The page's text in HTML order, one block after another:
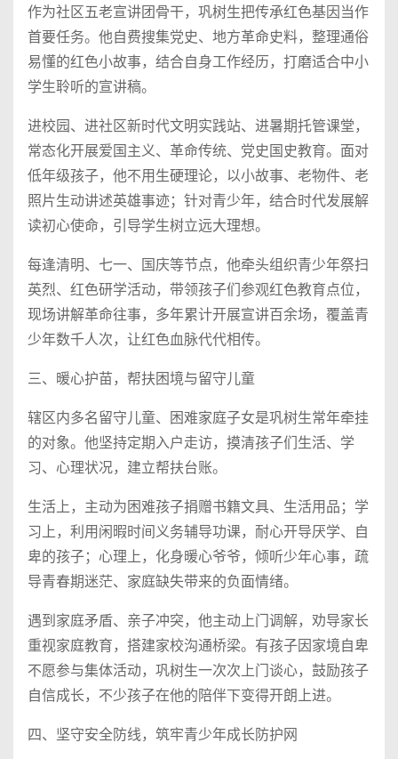
作为社区五老宣讲团骨干，巩树生把传承红色基因当作
首要任务。他自费搜集党史、地方革命史料，整理通俗
易懂的红色小故事，结合自身工作经历，打磨适合中小
学生聆听的宣讲稿。
进校园、进社区新时代文明实践站、进暑期托管课堂，
常态化开展爱国主义、革命传统、党史国史教育。面对
低年级孩子，他不用生硬理论，以小故事、老物件、老
照片生动讲述英雄事迹；针对青少年，结合时代发展解
读初心使命，引导学生树立远大理想。
每逢清明、七一、国庆等节点，他牵头组织青少年祭扫
英烈、红色研学活动，带领孩子们参观红色教育点位，
现场讲解革命往事，多年累计开展宣讲百余场，覆盖青
少年数千人次，让红色血脉代代相传。
三、暖心护苗，帮扶困境与留守儿童
辖区内多名留守儿童、困难家庭子女是巩树生常年牵挂
的对象。他坚持定期入户走访，摸清孩子们生活、学
习、心理状况，建立帮扶台账。
生活上，主动为困难孩子捐赠书籍文具、生活用品；学
习上，利用闲暇时间义务辅导功课，耐心开导厌学、自
卑的孩子；心理上，化身暖心爷爷，倾听少年心事，疏
导青春期迷茫、家庭缺失带来的负面情绪。
遇到家庭矛盾、亲子冲突，他主动上门调解，劝导家长
重视家庭教育，搭建家校沟通桥梁。有孩子因家境自卑
不愿参与集体活动，巩树生一次次上门谈心，鼓励孩子
自信成长，不少孩子在他的陪伴下变得开朗上进。
四、坚守安全防线，筑牢青少年成长防护网